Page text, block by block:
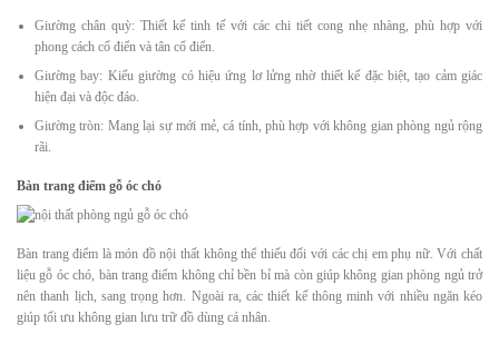
Giường chân quỳ: Thiết kế tinh tế với các chi tiết cong nhẹ nhàng, phù hợp với
phong cách cổ điển và tân cổ điển.
Giường bay: Kiểu giường có hiệu ứng lơ lửng nhờ thiết kế đặc biệt, tạo cảm giác
hiện đại và độc đáo.
Giường tròn: Mang lại sự mới mẻ, cá tính, phù hợp với không gian phòng ngủ rộng
rãi.
Bàn trang điểm gỗ óc chó
Bàn trang điểm là món đồ nội thất không thể thiếu đối với các chị em phụ nữ. Với chất
liệu gỗ óc chó, bàn trang điểm không chỉ bền bỉ mà còn giúp không gian phòng ngủ trở
nên thanh lịch, sang trọng hơn. Ngoài ra, các thiết kế thông minh với nhiều ngăn kéo
giúp tối ưu không gian lưu trữ đồ dùng cá nhân.